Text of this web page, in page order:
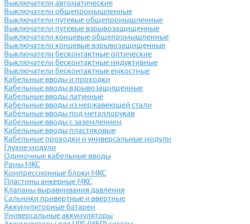
Выключатели автоматические
Выключатели общепромышленные
Выключатели путевые общепромышленные
Выключатели путевые взрывозащищенные
Выключатели концевые общепромышленные
Выключатели концевые взрывозащищенные
Выключатели бесконтактные оптические
Выключатели бесконтактные индуктивные
Выключатели бесконтактные емкостные
Кабельные вводы и проходки
Кабельные вводы взрывозащищенные
Кабельные вводы латунные
Кабельные вводы из нержавеющей стали
Кабельные вводы под металлорукав
Кабельные вводы с заземлением
Кабельные вводы пластиковые
Кабельные проходки и универсальные модули
Глухие модули
Одиночные кабельные вводы
Рамы МКС
Компрессионные блоки МКС
Пластины анкерные МКС
Клапаны выравнивания давления
Сальники привертные и ввертные
Аккумуляторные батареи
Универсальные аккумуляторы